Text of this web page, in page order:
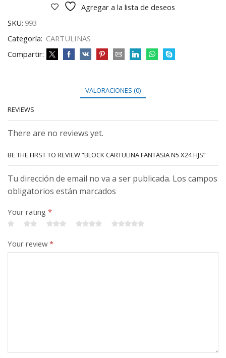
Agregar a la lista de deseos
SKU: 993
Categoría: CARTULINAS
Compartir:
VALORACIONES (0)
REVIEWS
There are no reviews yet.
BE THE FIRST TO REVIEW “BLOCK CARTULINA FANTASIA N5 X24 HJS”
Tu dirección de email no va a ser publicada. Los campos
obligatorios están marcados
Your rating *
Your review*